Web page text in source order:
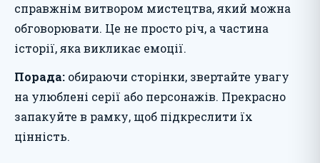
справжнім витвором мистецтва, який можна
обговорювати. Це не просто річ, а частина
історії, яка викликає емоції.
Порада: обираючи сторінки, звертайте увагу
на улюблені серії або персонажів. Прекрасно
запакуйте в рамку, щоб підкреслити їх
цінність.